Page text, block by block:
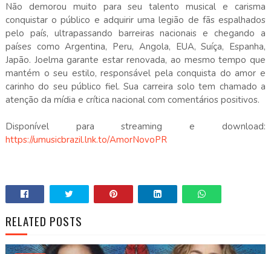
Não demorou muito para seu talento musical e carisma
conquistar o público e adquirir uma legião de fãs espalhados
pelo país, ultrapassando barreiras nacionais e chegando a
países como Argentina, Peru, Angola, EUA, Suíça, Espanha,
Japão. Joelma garante estar renovada, ao mesmo tempo que
mantém o seu estilo, responsável pela conquista do amor e
carinho do seu público fiel. Sua carreira solo tem chamado a
atenção da mídia e crítica nacional com comentários positivos.
Disponível para streaming e download:
https://umusicbrazil.lnk.to/AmorNovoPR
RELATED POSTS